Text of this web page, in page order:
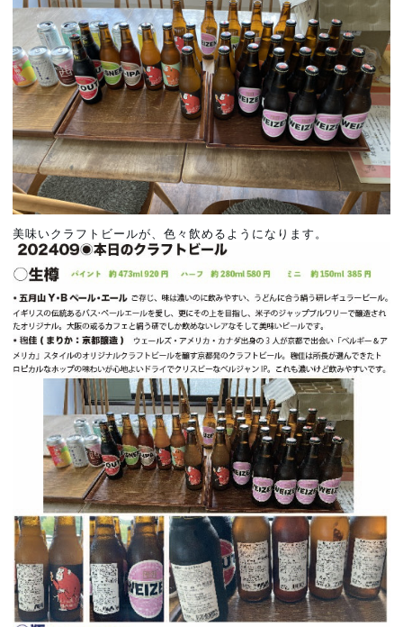
美味いクラフトビールが、色々飲めるようになります。